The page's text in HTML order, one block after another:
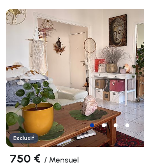
Exclusif
750 € / Mensuel